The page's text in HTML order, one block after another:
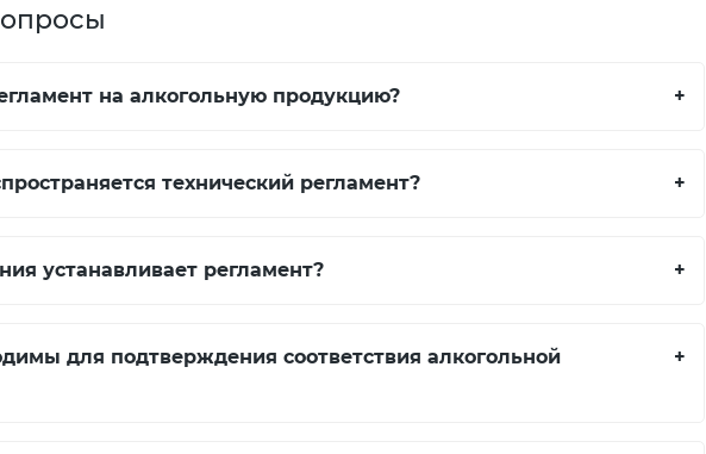
на алкогольную продукцию? +
технический регламент? +
устанавливает регламент? +
для подтверждения соответствия алкогольной
+